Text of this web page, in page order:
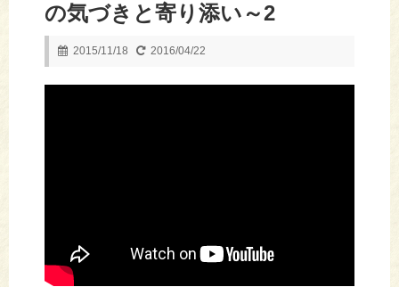
の気づきと寄り添い～2
2015/11/18 2016/04/22